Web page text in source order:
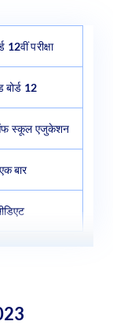
12वीं परीक्षा
बोर्ड 12
ऑफ स्कूल एजुकेशन
बार